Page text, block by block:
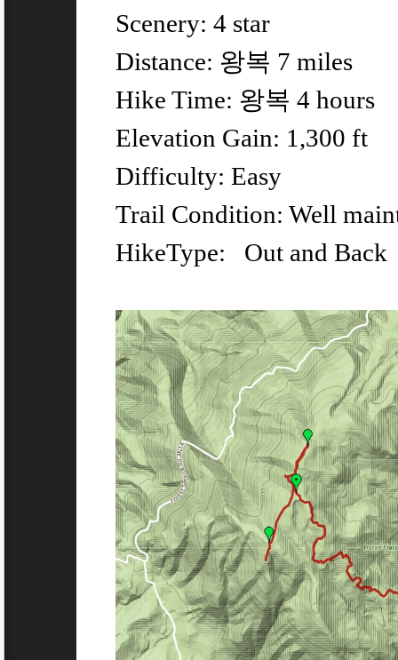
Scenery: 4 star
Distance: 왕복 7 miles
Hike Time: 왕복 4 hours
Elevation Gain: 1,300 ft
Difficulty: Easy
Trail Condition: Well
HikeType: Out and Back